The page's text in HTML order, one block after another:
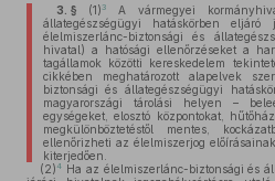
3. § (1)3
A vármegyei
állategészségügyi hatáskörben
élelmiszerlánc-biztonsági és
hivatal) a hatósági ellenőrzéseket a
tagállamok közötti kereskedelem
cikkében meghatározott alapelvek
biztonsági és állategészségügyi
magyarországi tárolási helyen –
egységeket, elosztó központokat,
megkülönböztetéstől mentes,
ellenőrizheti az élelmiszerjog
kiterjedően.
(2)4 Ha az élelmiszerlánc-biztonsági és